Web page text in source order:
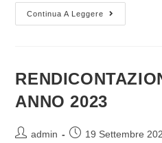
Continua A Leggere
ASSEMBLEA
REGIONALE
Settembre
2025
ANNO 2023
Autoreadmin
Articolo19 Settembre